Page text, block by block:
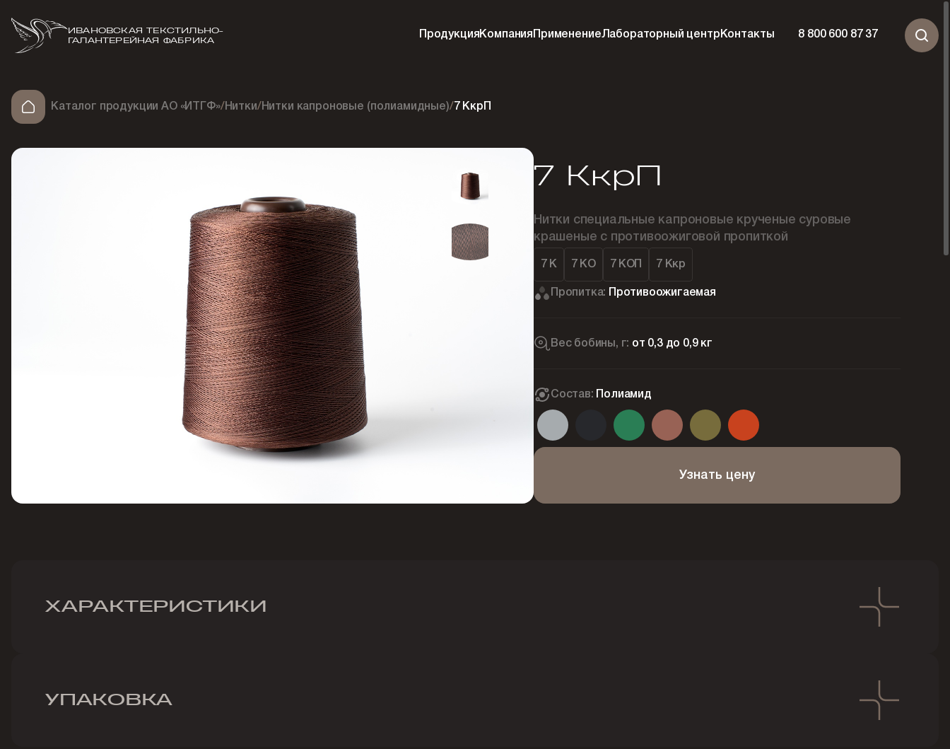
ИВАНОВСКАЯ ТЕКСТИЛЬНО-
ГАЛАНТЕРЕЙНАЯ ФАБРИКА
Продукция Компания ПрименениеЛабораторный центр Контакты 8 800 600 87 37
Каталог продукции АО «ИТГФ»/ Нитки / Нитки капроновые (полиамидные)/ 7 КкрП
7 КкрП
Нитки специальные капроновые крученые суровые
крашеные с противоожиговой пропиткой
7 К 7 КО 7 КОП 7 Ккр
Пропитка: Противоожигаемая
Вес бобины, г: от 0,3 до 0,9 кг
Состав: Полиамид
Узнать цену
ХАРАКТЕРИСТИКИ
УПАКОВКА